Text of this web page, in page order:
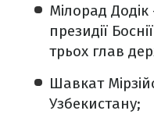
Мілорад
президії
трьох глав
Шавкат
Узбекистану;